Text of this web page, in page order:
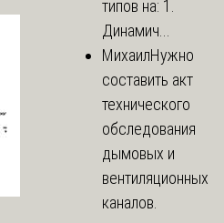
типов на: 1.
Динамич...
МихаилНужно
составить акт
технического
обследования
дымовых и
вентиляционных
каналов.